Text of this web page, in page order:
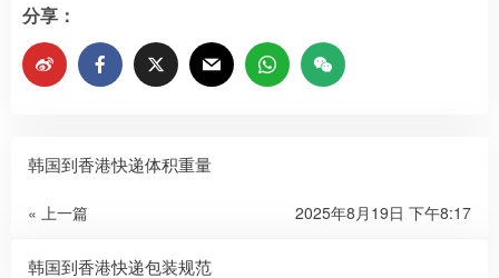
分享：
韩国到香港快递体积重量
« 上一篇 2025年8月19日 下午8:17
韩国到香港快递包装规范